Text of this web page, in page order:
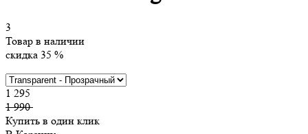
3
Товар в наличии
скидка 35 %
1 295
1 990
Купить в один клик